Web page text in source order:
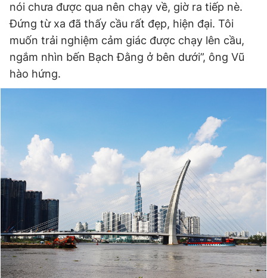
nói chưa được qua nên chạy về, giờ ra tiếp nè.
Đứng từ xa đã thấy cầu rất đẹp, hiện đại. Tôi
muốn trải nghiệm cảm giác được chạy lên cầu,
ngắm nhìn bến Bạch Đằng ở bên dưới”, ông Vũ
hào hứng.